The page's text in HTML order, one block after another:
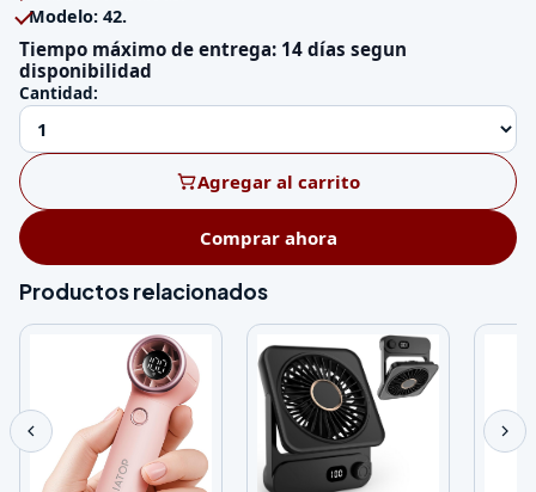
Modelo: 42.
Tiempo máximo de entrega: 14 días segun
disponibilidad
Cantidad:
Agregar al carrito
Comprar ahora
Productos relacionados